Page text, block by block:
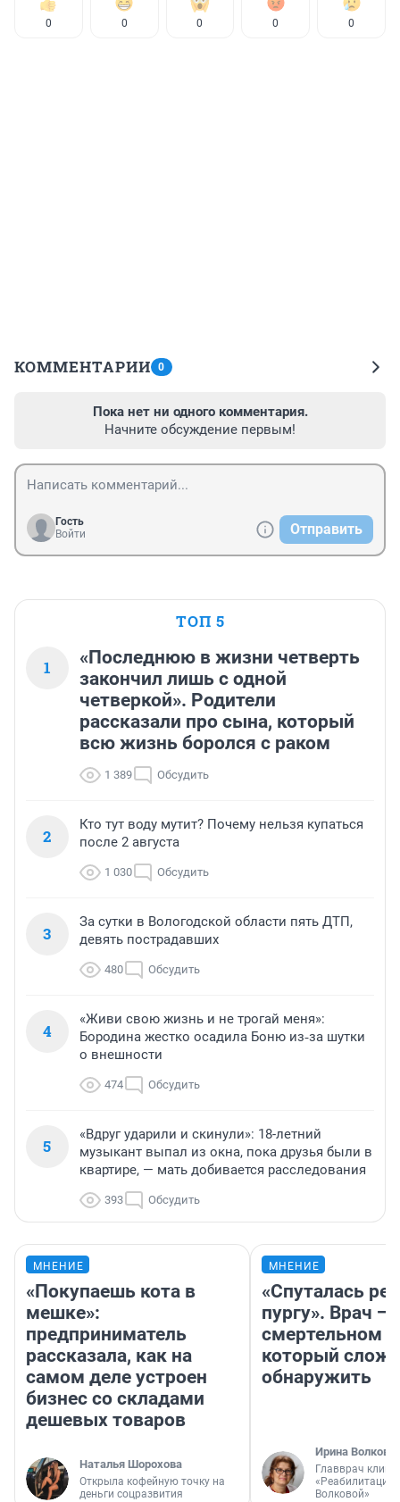
0 0 0 0 0
КОММЕНТАРИИ 0
Пока нет ни одного комментария.
Начните обсуждение первым!
Гость
Войти
Отправить
ТОП 5
1
«Последнюю в жизни четверть
закончил лишь с одной
четверкой». Родители
рассказали про сына, который
всю жизнь боролся с раком
1 389 Обсудить
2
Кто тут воду мутит? Почему нельзя купаться
после 2 августа
1 030 Обсудить
3
За сутки в Вологодской области пять ДТП,
девять пострадавших
480 Обсудить
4
«Живи свою жизнь и не трогай меня»:
Бородина жестко осадила Боню из‑за шутки
о внешности
474 Обсудить
5
«Вдруг ударили и скинули»: 18-летний
музыкант выпал из окна, пока друзья были в
квартире, — мать добивается расследования
393 Обсудить
МНЕНИЕ
«Покупаешь кота в
мешке»:
предприниматель
рассказала, как на
самом деле устроен
бизнес со складами
дешевых товаров
Наталья Шорохова
Открыла кофейную точку на
деньги соцразвития
МНЕНИЕ
«Спуталась
пургу». Врач —
смертельном
который
обнаружить
Ирина Волкова
Главврач
«Реабилитация
Волковой»